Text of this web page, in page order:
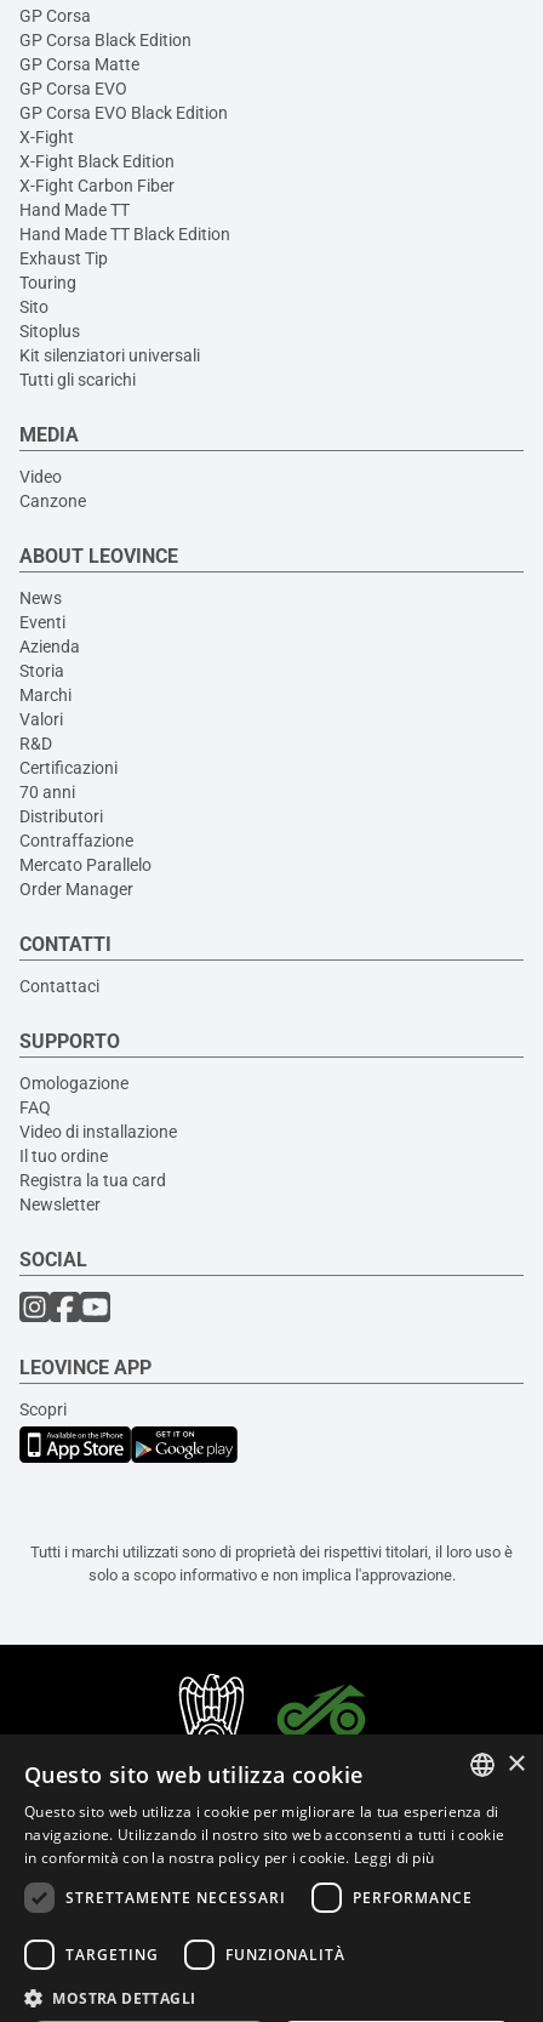
GP Corsa
GP Corsa Black Edition
GP Corsa Matte
GP Corsa EVO
GP Corsa EVO Black Edition
X-Fight
X-Fight Black Edition
X-Fight Carbon Fiber
Hand Made TT
Hand Made TT Black Edition
Exhaust Tip
Touring
Sito
Sitoplus
Kit silenziatori universali
Tutti gli scarichi
MEDIA
Video
Canzone
ABOUT LEOVINCE
News
Eventi
Azienda
Storia
Marchi
Valori
R&D
Certificazioni
70 anni
Distributori
Contraffazione
Mercato Parallelo
Order Manager
CONTATTI
Contattaci
SUPPORTO
Omologazione
FAQ
Video di installazione
Il tuo ordine
Registra la tua card
Newsletter
SOCIAL
LEOVINCE APP
Scopri
Tutti i marchi utilizzati sono di proprietà dei rispettivi titolari, il loro uso è
solo a scopo informativo e non implica l'approvazione.
Privacy Policy Cookie Settings
ITALIAN
×
Questo sito web utilizza cookie
Questo sito web utilizza i cookie per migliorare la tua esperienza di
navigazione. Utilizzando il nostro sito web acconsenti a tutti i cookie
in conformità con la nostra policy per i cookie. Leggi di più
STRETTAMENTE NECESSARI
PERFORMANCE
TARGETING FUNZIONALITÀ
MOSTRA DETTAGLI